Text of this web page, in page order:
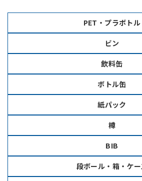
PET・プラボトル
ビン
飲料缶
ボトル缶
紙パック
樽
BIB
段ボール・箱・ケー